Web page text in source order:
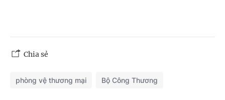
Chia sẻ
phòng vệ thương mại Bộ Công Thương